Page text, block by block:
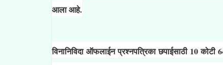
आला आहे.
विनानिविदा ऑफलाईन प्रश्नपत्रिका छपाईसाठी 10